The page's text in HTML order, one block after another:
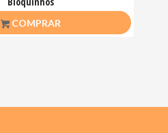
COMPRAR